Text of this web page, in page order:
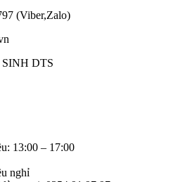
(Viber,Zalo)
DTS
13:00 – 17:00
nghỉ